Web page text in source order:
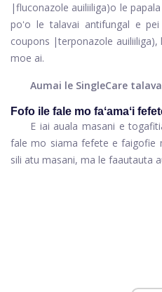
|fluconazole auiliiliga)o le
poʻo le talavai antifungal e
coupons |terponazole auiliiliga),
moe ai.
Aumai le SingleCare
Fofo ile fale mo faʻamaʻi
E iai auala masani e
fale mo siama fefete e
sili atu masani, ma le faautauta